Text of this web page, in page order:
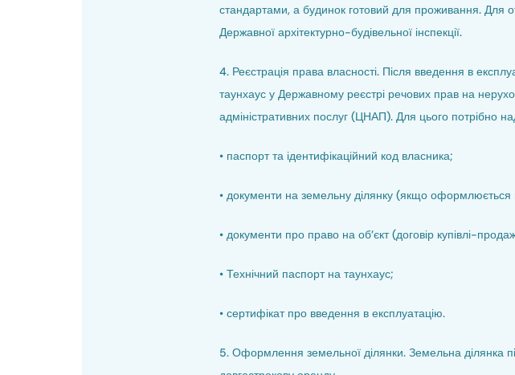
стандартами, а будинок готовий для проживання. Для
Державної архітектурно-будівельної інспекції.
4. Реєстрація права власності. Після введення в
таунхаус у Державному реєстрі речових прав на
адміністративних послуг (ЦНАП). Для цього потрібно
• паспорт та ідентифікаційний код власника;
• документи на земельну ділянку (якщо оформлюється
• документи про право на об’єкт (договір купівлі-
• Технічний паспорт на таунхаус;
• сертифікат про введення в експлуатацію.
5. Оформлення земельної ділянки. Земельна ділянка